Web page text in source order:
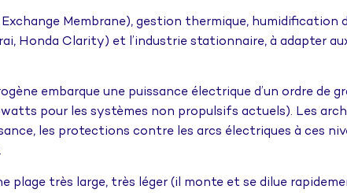
Membrane), gestion thermique, humidification
Honda Clarity) et l’industrie stationnaire, à adapter
embarque une puissance électrique d’un ordre de
pour les systèmes non propulsifs actuels). Les
les protections contre les arcs électriques à ces
plage très large, très léger (il monte et se dilue